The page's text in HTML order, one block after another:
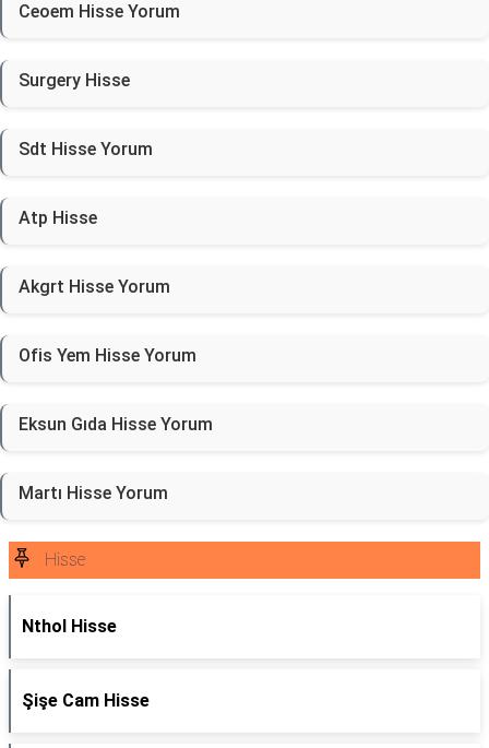
Ceoem Hisse Yorum
Surgery Hisse
Sdt Hisse Yorum
Atp Hisse
Akgrt Hisse Yorum
Ofis Yem Hisse Yorum
Eksun Gıda Hisse Yorum
Martı Hisse Yorum
Hisse
Nthol Hisse
Şişe Cam Hisse